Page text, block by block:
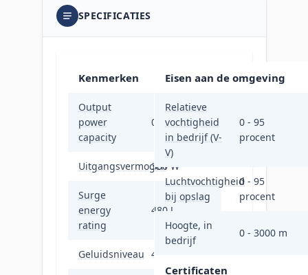
SPECIFICATIES
Kenmerken
Output
power
capacity
0,5 kVA
Uitgangsvermogen
300 W
Surge
energy
rating
480 J
Geluidsniveau 45 dB
Eisen aan de omgeving
Relatieve
vochtigheid
in bedrijf (V-
V)
0 - 95
procent
Luchtvochtigheid
bij opslag
0 - 95
procent
Hoogte, in
bedrijf
0 - 3000 m
Certificaten